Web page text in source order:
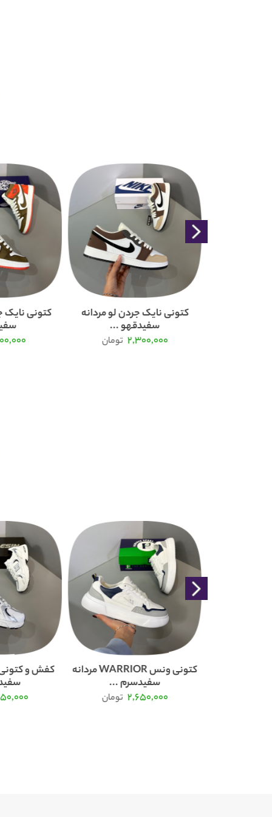
کتونی نایک جردن لو مردانه
سفیدقهو ...
2,300,000 تومان
کتونی نایک
کتونی ونس WARRIOR مردانه
سفیدسرم ...
2,650,000 تومان